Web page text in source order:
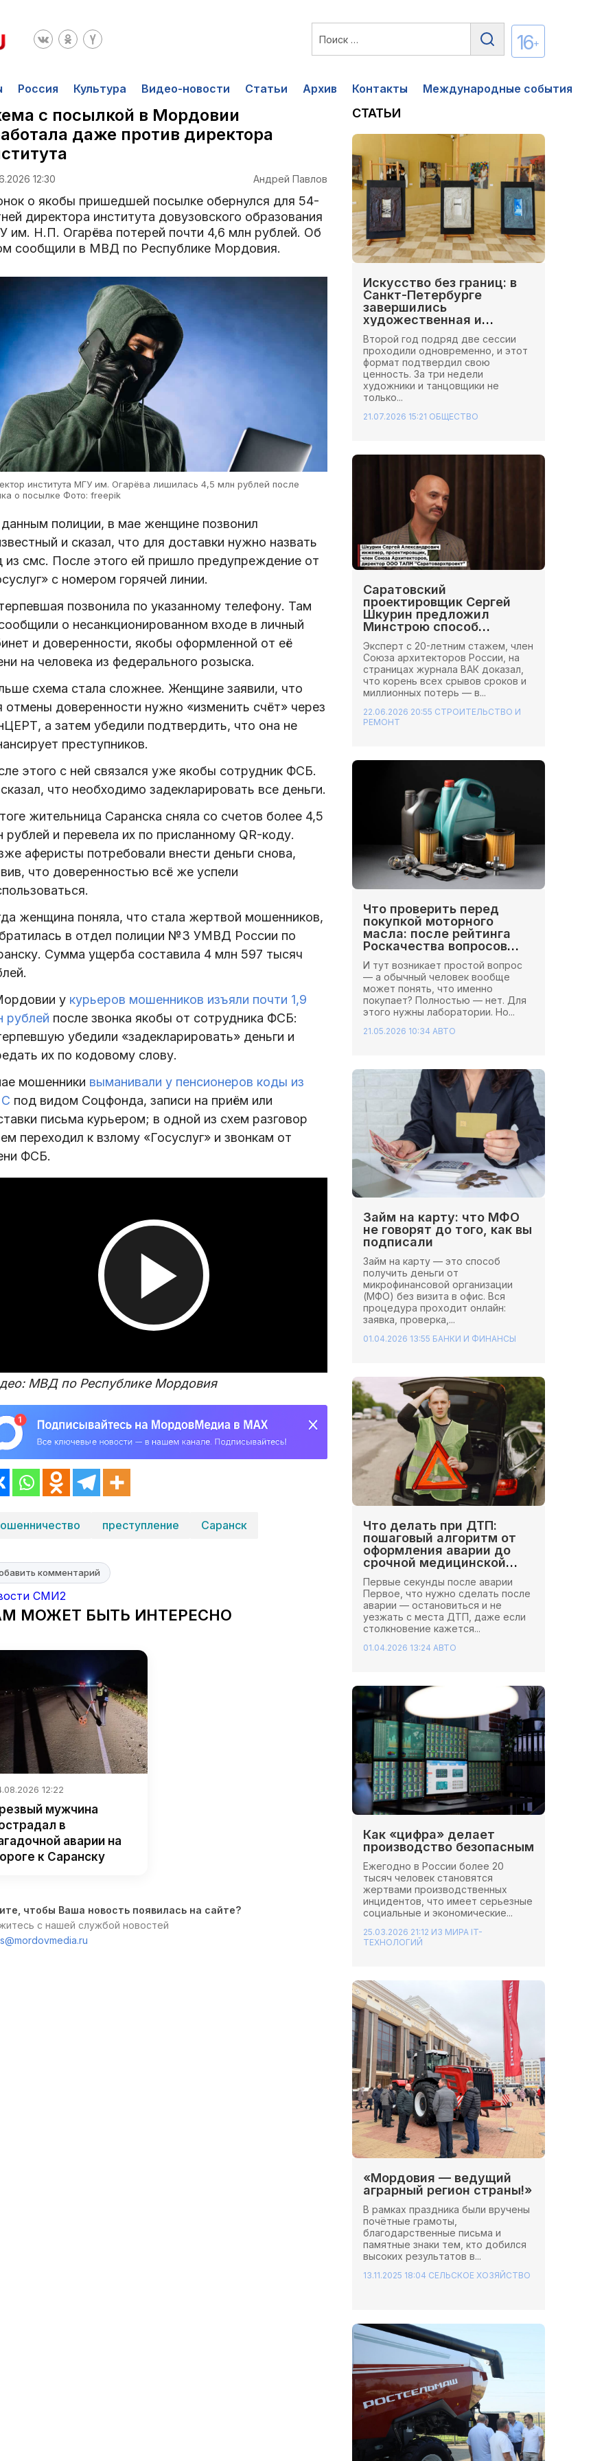
16+
Россия Культура Видео-новости Статьи Архив Контакты Международные события
с посылкой в Мордовии
даже против директора
12:30 Андрей Павлов
о якобы пришедшей посылке обернулся для 54-
директорa института довузовского образования
им. Н.П. Огарёва потерей почти 4,6 млн рублей. Об
сообщили в МВД по Республике Мордовия.
института МГУ им. Огарёва лишилась 4,5 млн рублей после
о посылке Фото: freepik
полиции, в мае женщине позвонил
и сказал, что для доставки нужно назвать
из смс. После этого ей пришло предупреждение от
с номером горячей линии.
позвонила по указанному телефону. Там
о несанкционированном входе в личный
и доверенности, якобы оформленной от её
на человека из федерального розыска.
схема стала сложнее. Женщине заявили, что
отмены доверенности нужно «изменить счёт» через
а затем убедили подтвердить, что она не
преступников.
этого с ней связался уже якобы сотрудник ФСБ.
что необходимо задекларировать все деньги.
жительница Саранска сняла со счетов более 4,5
рублей и перевела их по присланному QR-коду.
аферисты потребовали внести деньги снова,
что доверенностью всё же успели
женщина поняла, что стала жертвой мошенников,
в отдел полиции №3 УМВД России по
Сумма ущерба составила 4 млн 597 тысяч
у курьеров мошенников изъяли почти 1,9
рублей после звонка якобы от сотрудника ФСБ:
убедили «задекларировать» деньги и
их по кодовому слову.
мошенники выманивали у пенсионеров коды из
под видом Соцфонда, записи на приём или
письма курьером; в одной из схем разговор
переходил к взлому «Госуслуг» и звонкам от
ФСБ.
Воспроизвести
видео
МВД по Республике Мордовия
преступление Саранск
комментарий
СМИ2
МОЖЕТ БЫТЬ ИНТЕРЕСНО
12:22
мужчина
в
аварии на
к Саранску
чтобы Ваша новость появилась на сайте?
с нашей службой новостей
СТАТЬИ
Искусство без границ: в
Санкт-Петербурге
завершились
художественная и
хореографическая сессии
Школы Иннопрактики.
Второй год подряд две сессии
проходили одновременно, и этот
формат подтвердил свою
ценность. За три недели
художники и танцовщики не
только...
21.07.2026 15:21 ОБЩЕСТВО
Саратовский
проектировщик Сергей
Шкурин предложил
Минстрою способ
сэкономить миллионы на
стройках
Эксперт с 20-летним стажем, член
Союза архитекторов России, на
страницах журнала ВАК доказал,
что корень всех срывов сроков и
миллионных потерь — в...
22.06.2026 20:55 СТРОИТЕЛЬСТВО И
РЕМОНТ
Что проверить перед
покупкой моторного
масла: после рейтинга
Роскачества вопросов
стало больше
И тут возникает простой вопрос
— а обычный человек вообще
может понять, что именно
покупает? Полностью — нет. Для
этого нужны лаборатории. Но...
21.05.2026 10:34 АВТО
Займ на карту: что МФО
не говорят до того, как вы
подписали
Займ на карту — это способ
получить деньги от
микрофинансовой организации
(МФО) без визита в офис. Вся
процедура проходит онлайн:
заявка, проверка,...
01.04.2026 13:55 БАНКИ И ФИНАНСЫ
Что делать при ДТП:
пошаговый алгоритм от
оформления аварии до
срочной медицинской
помощи
Первые секунды после аварии
Первое, что нужно сделать после
аварии — остановиться и не
уезжать с места ДТП, даже если
столкновение кажется...
01.04.2026 13:24 АВТО
Как «цифра» делает
производство безопасным
Ежегодно в России более 20
тысяч человек становятся
жертвами производственных
инцидентов, что имеет серьезные
социальные и экономические...
25.03.2026 21:12 ИЗ МИРА IT-
ТЕХНОЛОГИЙ
«Мордовия — ведущий
аграрный регион страны!»
В рамках праздника были вручены
почётные грамоты,
благодарственные письма и
памятные знаки тем, кто добился
высоких результатов в...
13.11.2025 18:04 СЕЛЬСКОЕ ХОЗЯЙСТВО